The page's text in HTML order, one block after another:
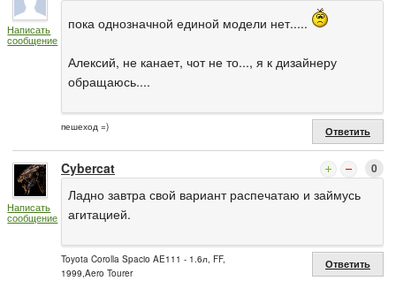
Написать
сообщение
пока однозначной единой модели нет.....
Алексий, не канает, чот не то..., я к дизайнеру
обращаюсь....
пешеход =) Ответить
Написать
сообщение
Cybercat 0
Ладно завтра свой вариант распечатаю и займусь
агитацией.
Toyota Corolla Spacio AE111 - 1.6л, FF,
1999,Aero Tourer
Ответить